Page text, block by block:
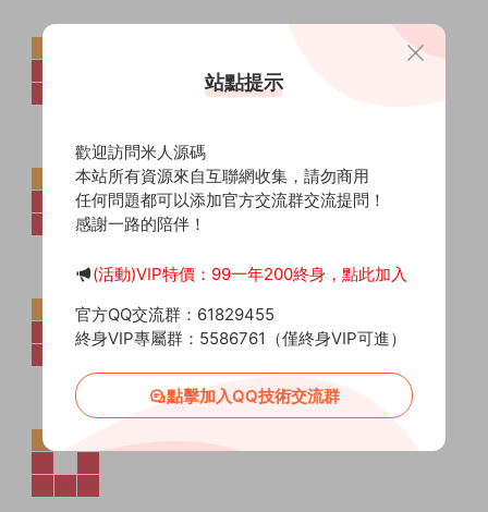
站點提示
歡迎訪問米人源碼
本站所有資源來自互聯網收集，請勿商用
任何問題都可以添加官方交流群交流提問！
感謝一路的陪伴！
(活動)VIP特價：99一年200終身，點此加入
官方QQ交流群：61829455
終身VIP專屬群：5586761（僅終身VIP可進）
點擊加入QQ技術交流群